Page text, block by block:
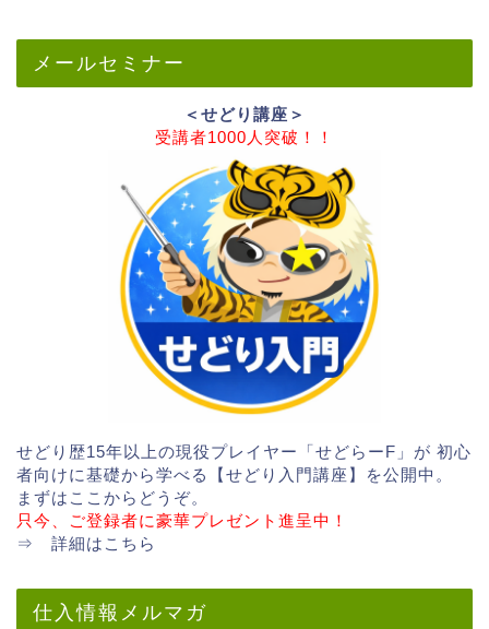
メールセミナー
＜せどり講座＞
受講者1000人突破！！
せどり歴15年以上の現役プレイヤー「せどらーF」が 初心
者向けに基礎から学べる【せどり入門講座】を公開中。
まずはここからどうぞ。
只今、ご登録者に豪華プレゼント進呈中！
⇒ 詳細はこちら
仕入情報メルマガ